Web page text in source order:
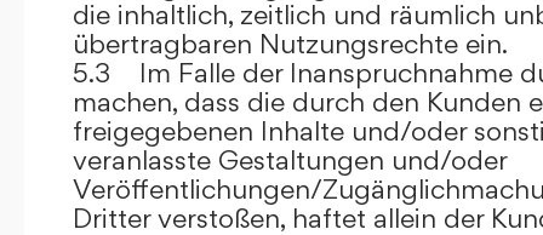
die inhaltlich, zeitlich und räumlich
übertragbaren Nutzungsrechte ein.
5.3 Im Falle der Inanspruchnahme
machen, dass die durch den Kunden
freigegebenen Inhalte und/oder
veranlasste Gestaltungen und/oder
Veröffentlichungen/
Dritter verstoßen, haftet allein der